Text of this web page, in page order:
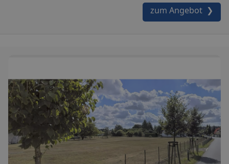
zum Angebot ❯